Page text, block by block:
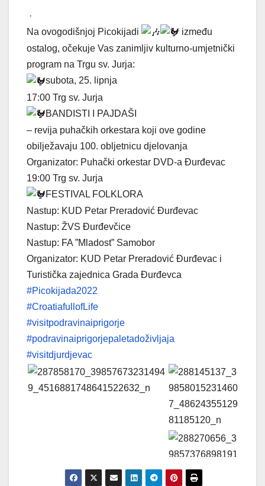
·
Na ovogodišnjoj Picokijadi
između
ostalog, očekuje Vas zanimljiv kulturno-umjetnički
program na Trgu sv. Jurja:
subota, 25. lipnja
17:00 Trg sv. Jurja
BANDISTI I PAJDAŠI
– revija puhačkih orkestara koji ove godine
obilježavaju 100. obljetnicu djelovanja
Organizator: Puhački orkestar DVD-a Đurđevac
19:00 Trg sv. Jurja
FESTIVAL FOLKLORA
Nastup: KUD Petar Preradović Đurđevac
Nastup: ŽVS Đurđevčice
Nastup: FA ”Mladost” Samobor
Organizator: KUD Petar Preradović Đurđevac i
Turistička zajednica Grada Đurđevca
#Picokijada2022
#CroatiafullofLife
#visitpodravinaiprigorje
#podravinaiprigorjepaletadoživljaja
#visitdjurdjevac